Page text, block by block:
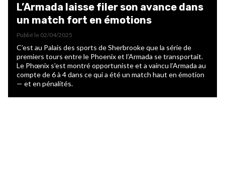
L’Armada laisse filer son avance dans
un match fort en émotions
Publié le 02/04/2025
C’est au Palais des sports de Sherbrooke que la série de
premiers tours entre le Phoenix et l’Armada se transportait.
Le Phœnix s’est montré opportuniste et a vaincu l’Armada au
compte de 6 à 4 dans ce qui a été un match haut en émotion
— et en pénalités.